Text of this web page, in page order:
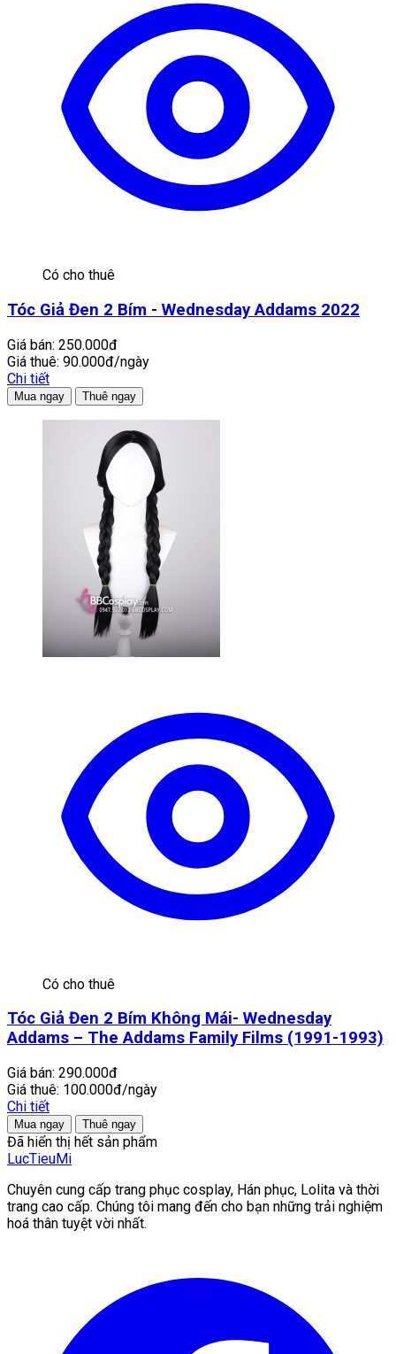
Có cho thuê
Tóc Giả Đen 2 Bím - Wednesday Addams 2022
Giá bán: 250.000đ
Giá thuê: 90.000đ/ngày
Chi tiết
Mua ngay Thuê ngay
Có cho thuê
Tóc Giả Đen 2 Bím Không Mái- Wednesday
Addams – The Addams Family Films (1991-1993)
Giá bán: 290.000đ
Giá thuê: 100.000đ/ngày
Chi tiết
Mua ngay Thuê ngay
Đã hiển thị hết sản phẩm
LucTieuMi
Chuyên cung cấp trang phục cosplay, Hán phục, Lolita và thời
trang cao cấp. Chúng tôi mang đến cho bạn những trải nghiệm
hoá thân tuyệt vời nhất.